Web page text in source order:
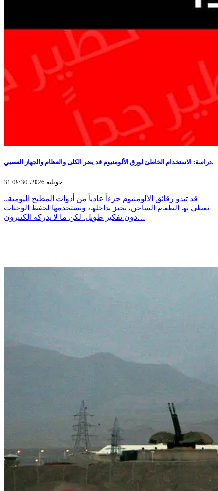
دراسة: الاستخدام الخاطئ لورق الألومنيوم قد يضر الكلى والعظام والجهاز العصبي.
31 جويلية 2026، 09:30
قد تبدو رقائق الألومنيوم جزءاً عادياً من أدوات المطبخ اليومية..
نغطي بها الطعام الساخن، نخبز بداخلها، ونستخدمها لحفظ الوجبات
دون تفكير طويل. لكن ما لا يدركه الكثيرون…